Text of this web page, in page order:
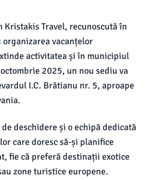
Kristakis Travel, recunoscută în
vacanțelor
activitatea și în municipiul
2025, un nou sediu va
I.C. Brătianu nr. 5, aproape
deschidere și o echipă dedicată
care doresc să-și planifice
fie că preferă destinații exotice
zone turistice europene.